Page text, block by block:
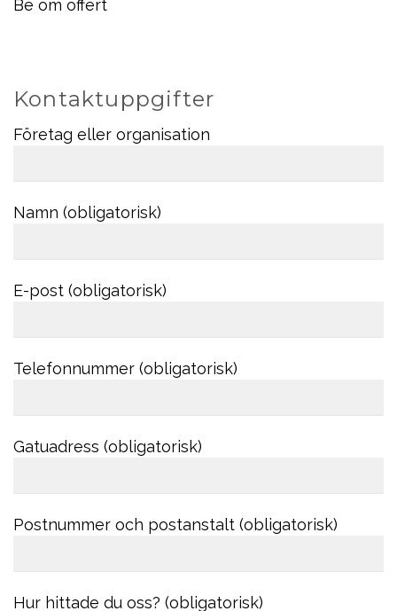
Be om offert
Kontaktuppgifter
Företag eller organisation
Namn (obligatorisk)
E-post (obligatorisk)
Telefonnummer (obligatorisk)
Gatuadress (obligatorisk)
Postnummer och postanstalt (obligatorisk)
Hur hittade du oss? (obligatorisk)